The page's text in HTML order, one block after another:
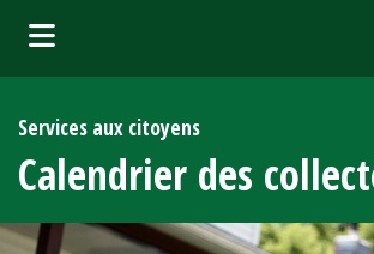
(Attraits touristiques )
(Affaires et entreprises )
Services aux citoyens
Calendrier des